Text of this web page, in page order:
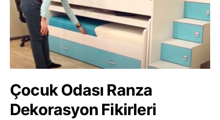
Çocuk Odası Ranza
Dekorasyon Fikirleri